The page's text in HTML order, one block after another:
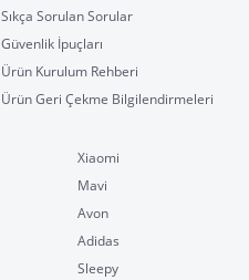
Sıkça Sorulan Sorular
Güvenlik İpuçları
Ürün Kurulum Rehberi
Ürün Geri Çekme Bilgilendirmeleri
Xiaomi
Mavi
Avon
Adidas
Sleepy